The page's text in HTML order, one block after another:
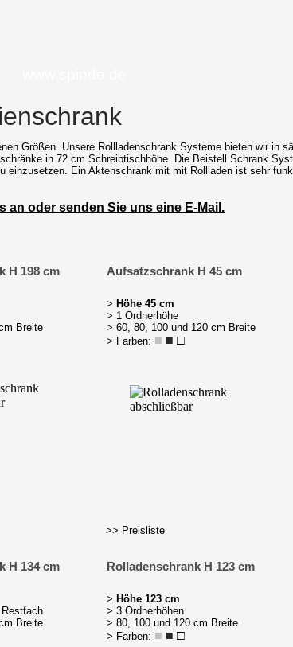
Größen. Unsere Rollladenschrank Systeme bieten wir in
in 72 cm Schreibtischhöhe. Die Beistell Schrank
Ein Aktenschrank mit mit Rollladen ist sehr
an oder senden Sie uns eine E-Mail.
Breite
H 198 cm
> Höhe 45 cm
> 1 Ordnerhöhe
> 60, 80, 100 und 120 cm Breite
> Farben: ■ ■ □
Aufsatzschrank H 45 cm
>> Preisliste
Breite
H 134 cm
> Höhe 123 cm
> 3 Ordnerhöhen
> 80, 100 und 120 cm Breite
> Farben: ■ ■ □
Rolladenschrank H 123 cm